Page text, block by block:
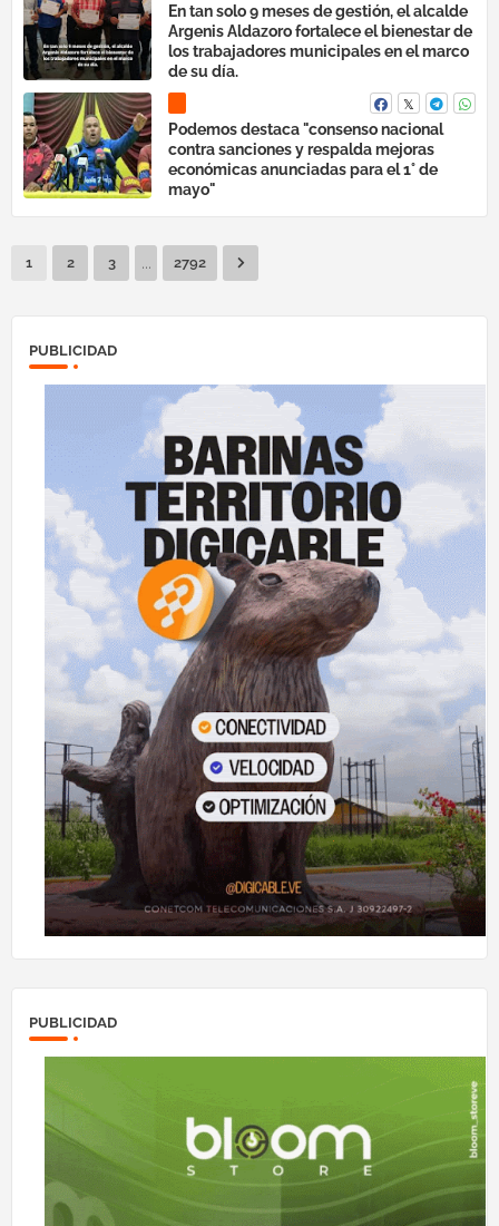
En tan solo 9 meses de gestión, el alcalde
Argenis Aldazoro fortalece el bienestar de
los trabajadores municipales en el marco
de su día.
Podemos destaca "consenso nacional
contra sanciones y respalda mejoras
económicas anunciadas para el 1° de
mayo"
1 2 3 ... 2792
PUBLICIDAD
PUBLICIDAD